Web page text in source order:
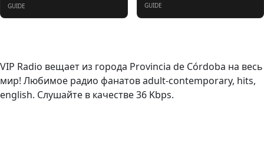
GUIDE GUIDE
VIP Radio вещает из города Provincia de Córdoba на весь
мир! Любимое радио фанатов adult-contemporary, hits,
english. Слушайте в качестве 36 Kbps.